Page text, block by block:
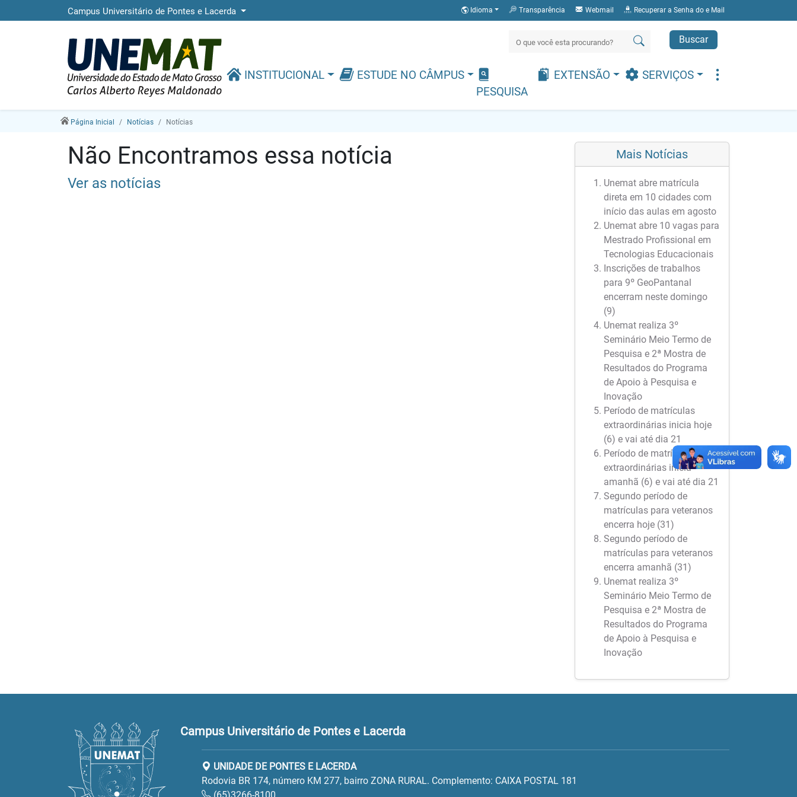
Campus Universitário de Pontes e Lacerda Idioma Transparência Webmail Recuperar a Senha do e Mail
Buscar
INSTITUCIONAL
ESTUDE NO CÂMPUS
PESQUISA
EXTENSÃO SERVIÇOS
Página Inicial Notícias Notícias
Não Encontramos essa notícia
Ver as notícias
Mais Notícias
Unemat abre matrícula
direta em 10 cidades com
início das aulas em agosto
Unemat abre 10 vagas para
Mestrado Profissional em
Tecnologias Educacionais
Inscrições de trabalhos
para 9º GeoPantanal
encerram neste domingo
(9)
Unemat realiza 3º
Seminário Meio Termo de
Pesquisa e 2ª Mostra de
Resultados do Programa
de Apoio à Pesquisa e
Inovação
Período de matrículas
extraordinárias inicia hoje
(6) e vai até dia 21
Período de matrículas
extraordinárias inicia
amanhã (6) e vai até dia 21
Segundo período de
matrículas para veteranos
encerra hoje (31)
Segundo período de
matrículas para veteranos
encerra amanhã (31)
Unemat realiza 3º
Seminário Meio Termo de
Pesquisa e 2ª Mostra de
Resultados do Programa
de Apoio à Pesquisa e
Inovação
Campus Universitário de Pontes e Lacerda
UNIDADE DE PONTES E LACERDA
Rodovia BR 174, número KM 277, bairro ZONA RURAL. Complemento: CAIXA POSTAL 181